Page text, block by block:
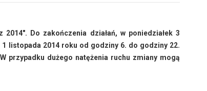
Do zakończenia działań, w poniedziałek 3
1 listopada 2014 roku od godziny 6. do godziny 22.
przypadku dużego natężenia ruchu zmiany mogą